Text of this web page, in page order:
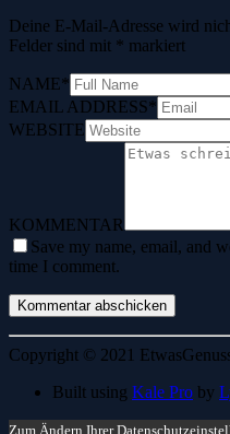
Deine E-Mail-Adresse wird
Felder sind mit * markiert
NAME*
EMAIL ADDRESS*
WEBSITE
KOMMENTAR
Save my name, email, and
time I comment.
Copyright © 2021
Built using Kale Pro by
Zum Ändern Ihrer